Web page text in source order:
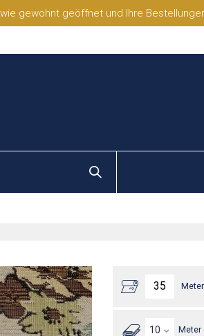
gewohnt geöffnet und Ihre
Meter